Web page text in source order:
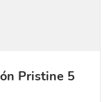
Pristine 5